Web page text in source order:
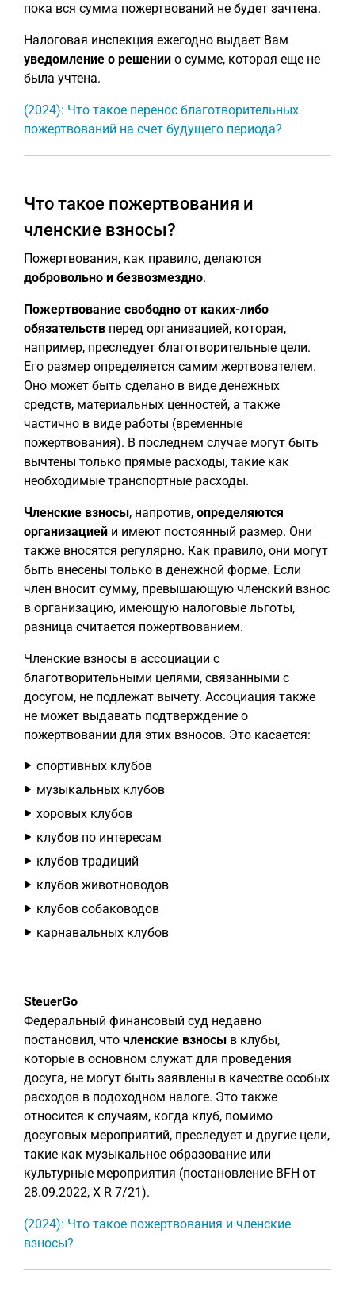
пока вся сумма пожертвований не будет зачтена.
Налоговая инспекция ежегодно выдает Вам
уведомление о решении о сумме, которая еще не
была учтена.
(2024): Что такое перенос благотворительных
пожертвований на счет будущего периода?
Что такое пожертвования и
членские взносы?
Пожертвования, как правило, делаются
добровольно и безвозмездно.
Пожертвование свободно от каких-либо
обязательств перед организацией, которая,
например, преследует благотворительные цели.
Его размер определяется самим жертвователем.
Оно может быть сделано в виде денежных
средств, материальных ценностей, а также
частично в виде работы (временные
пожертвования). В последнем случае могут быть
вычтены только прямые расходы, такие как
необходимые транспортные расходы.
Членские взносы, напротив, определяются
организацией и имеют постоянный размер. Они
также вносятся регулярно. Как правило, они могут
быть внесены только в денежной форме. Если
член вносит сумму, превышающую членский взнос
в организацию, имеющую налоговые льготы,
разница считается пожертвованием.
Членские взносы в ассоциации с
благотворительными целями, связанными с
досугом, не подлежат вычету. Ассоциация также
не может выдавать подтверждение о
пожертвовании для этих взносов. Это касается:
спортивных клубов
музыкальных клубов
хоровых клубов
клубов по интересам
клубов традиций
клубов животноводов
клубов собаководов
карнавальных клубов
SteuerGo
Федеральный финансовый суд недавно
постановил, что членские взносы в клубы,
которые в основном служат для проведения
досуга, не могут быть заявлены в качестве особых
расходов в подоходном налоге. Это также
относится к случаям, когда клуб, помимо
досуговых мероприятий, преследует и другие цели,
такие как музыкальное образование или
культурные мероприятия (постановление BFH от
28.09.2022, X R 7/21).
(2024): Что такое пожертвования и членские
взносы?